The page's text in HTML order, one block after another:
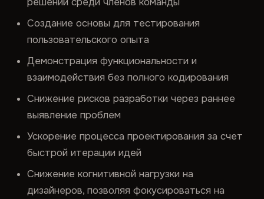
Создание основы для тестирования
пользовательского опыта
Демонстрация функциональности и
взаимодействия без полного кодирования
Снижение рисков разработки через раннее
выявление проблем
Ускорение процесса проектирования за счет
быстрой итерации идей
Снижение когнитивной нагрузки на
дизайнеров, позволяя фокусироваться на